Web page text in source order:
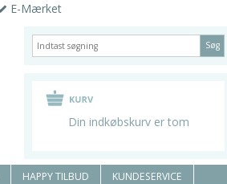
E-Mærket
Søg
Din indkøbskurv er tom
HAPPY TILBUD KUNDESERVICE